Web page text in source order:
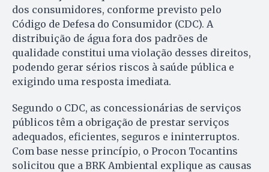
dos consumidores, conforme previsto pelo
Código de Defesa do Consumidor (CDC). A
distribuição de água fora dos padrões de
qualidade constitui uma violação desses direitos,
podendo gerar sérios riscos à saúde pública e
exigindo uma resposta imediata.
Segundo o CDC, as concessionárias de serviços
públicos têm a obrigação de prestar serviços
adequados, eficientes, seguros e ininterruptos.
Com base nesse princípio, o Procon Tocantins
solicitou que a BRK Ambiental explique as causas